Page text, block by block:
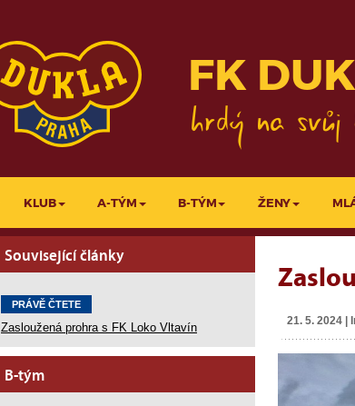
FK
KLUB A-TÝM B-TÝM ŽENY
21. 5. 2024 |
Související články
PRÁVĚ ČTETE
Zasloužená prohra s FK Loko Vltavín
B-tým